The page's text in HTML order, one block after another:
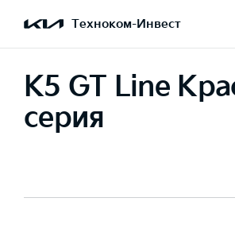
Техноком-Инвест
K5 GT Line
серия